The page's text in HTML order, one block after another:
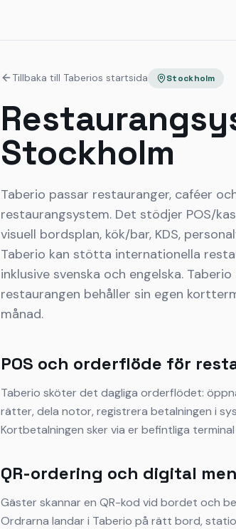
Tillbaka till Taberios startsida Stockholm
Stockholm
Taberio passar restauranger, caféer
restaurangsystem. Det stödjer POS/
visuell bordsplan, kök/bar, KDS,
Taberio kan stötta internationella
inklusive svenska och engelska.
restaurangen behåller sin egen
månad.
POS och orderflöde för
Taberio sköter det dagliga orderflödet:
rätter, dela notor, registrera betalningen i
Kortbetalningen sker via er befintliga
QR-ordering och digital
Gäster skannar en QR-kod vid bordet och
Ordrarna landar i Taberio på rätt bord,